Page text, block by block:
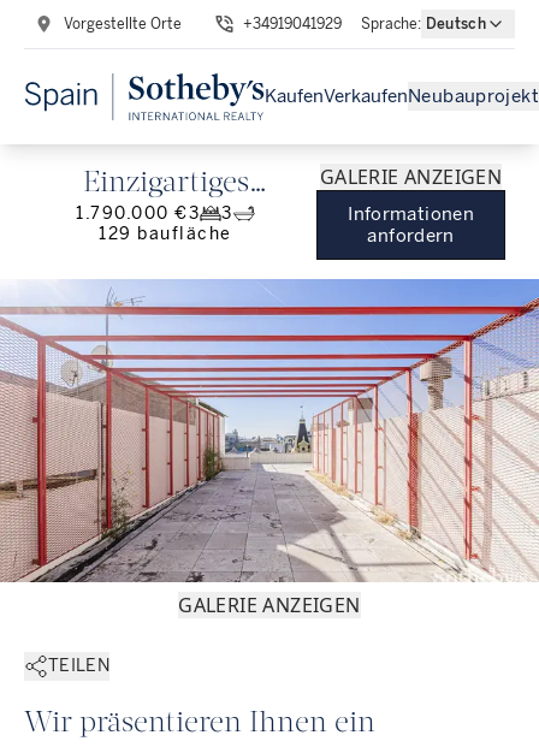
Vorgestellte Orte +34919041929 Sprache: Deutsch
KaufenVerkaufen
Einzigartiges
Penthouse in der
1.790.000 €3
3
129 baufläche
GALERIE ANZEIGEN
Informationen
anfordern
GALERIE ANZEIGEN
TEILEN
Wir präsentieren Ihnen ein